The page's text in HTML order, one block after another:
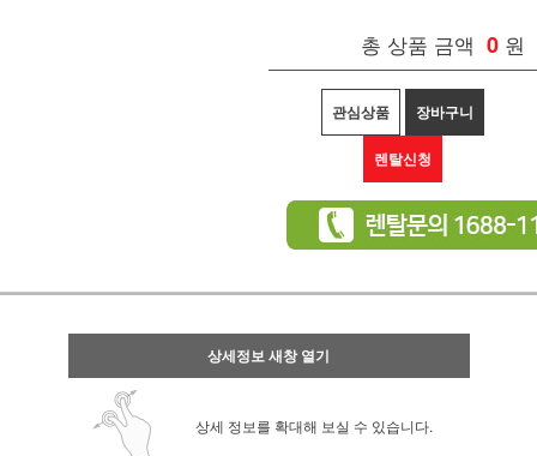
총 상품 금액 0 원
관심상품 장바구니
렌탈신청
상세정보 새창 열기
상세 정보를 확대해 보실 수 있습니다.